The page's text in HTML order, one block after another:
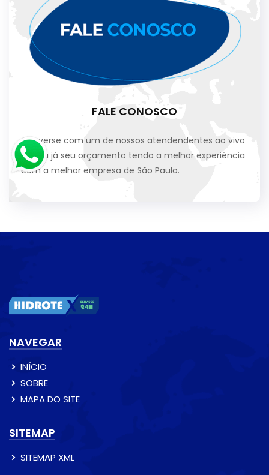
FALE CONOSCO
Converse com um de nossos atendendentes ao vivo
e faça já seu orçamento tendo a melhor experiência
com a melhor empresa de São Paulo.
NAVEGAR
INÍCIO
SOBRE
MAPA DO SITE
SITEMAP
SITEMAP XML